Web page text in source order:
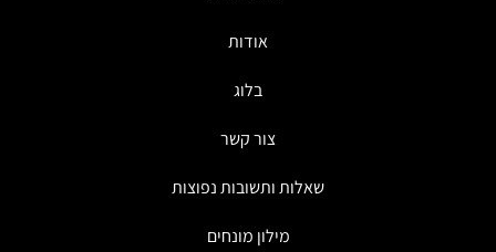
אודות
בלוג
צור קשר
שאלות ותשובות נפוצות
מילון מונחים